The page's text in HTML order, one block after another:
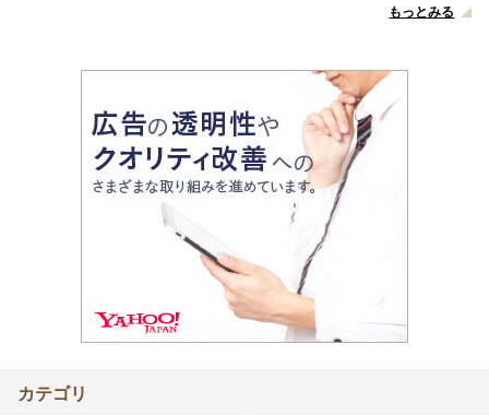
もっとみる
カテゴリ